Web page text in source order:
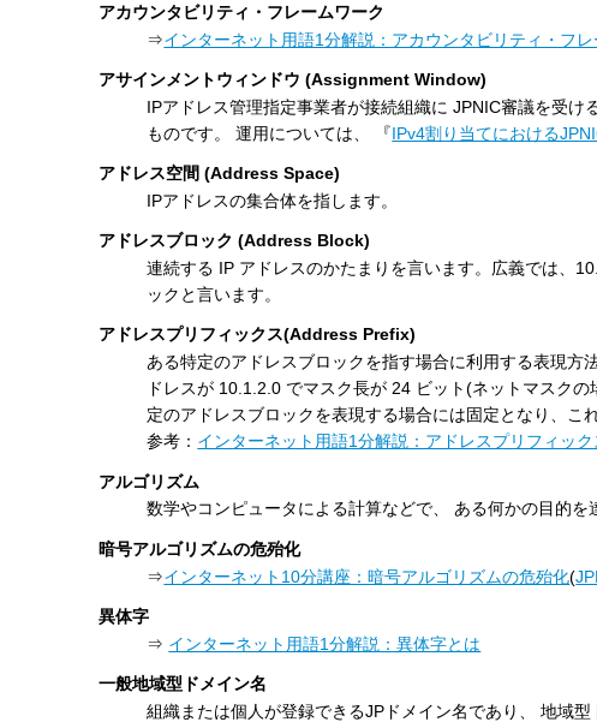
アカウンタビリティ・フレームワーク
⇒インターネット用語1分解説：アカウンタビリティ・フ
アサインメントウィンドウ (Assignment Window)
IPアドレス管理指定事業者が接続組織に JPNIC審議を受
ものです。 運用については、 『IPv4割り当てにおける
アドレス空間 (Address Space)
IPアドレスの集合体を指します。
アドレスブロック (Address Block)
連続する IP アドレスのかたまりを言います。広義では、
ックと言います。
アドレスプリフィックス(Address Prefix)
ある特定のアドレスブロックを指す場合に利用する表現
ドレスが 10.1.2.0 でマスク長が 24 ビット(ネットマスク
定のアドレスブロックを表現する場合には固定となり、こ
参考： インターネット用語1分解説：アドレスプリフィック
アルゴリズム
数学やコンピュータによる計算などで、 ある何かの目的を
暗号アルゴリズムの危殆化
⇒インターネット10分講座：暗号アルゴリズムの危殆化(
異体字
⇒ インターネット用語1分解説：異体字とは
一般地域型ドメイン名
組織または個人が登録できるJPドメイン名であり、 地域